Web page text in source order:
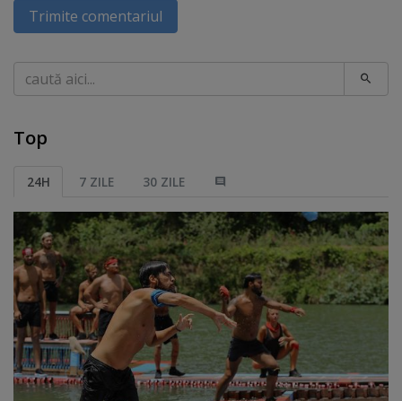
Trimite comentariul
Caută
Top
24H 7 ZILE 30 ZILE